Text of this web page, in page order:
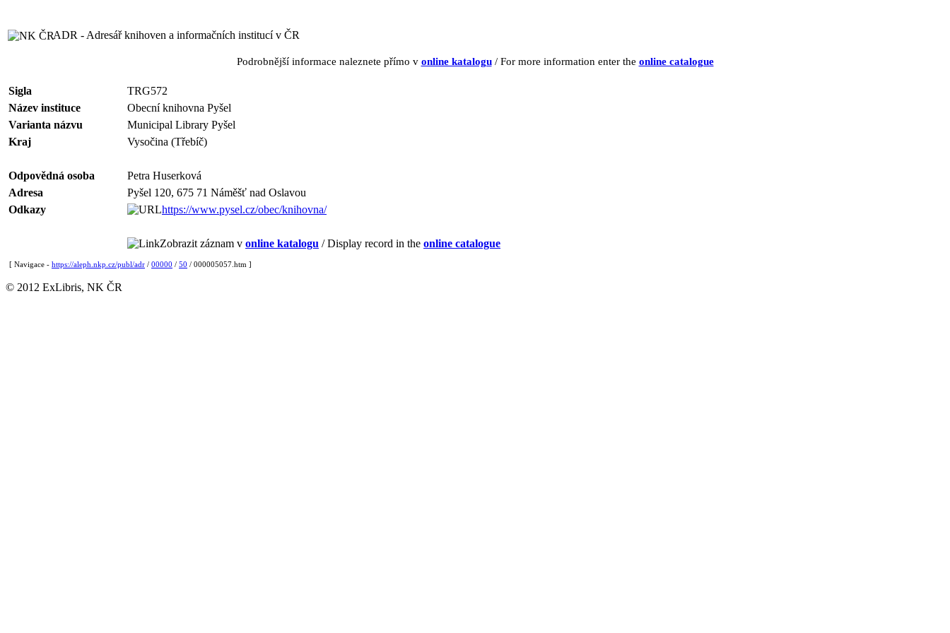
ADR - Adresář knihoven a informačních institucí v ČR
Podrobnější informace naleznete přímo v online katalogu/ For more information enter the online catalogue
Sigla
TRG572
Název instituce
Obecní knihovna Pyšel
Varianta názvu
Municipal Library Pyšel
Kraj
Vysočina (Třebíč)
Odpovědná osoba
Petra Huserková
Adresa
Pyšel 120, 675 71 Náměšť nad Oslavou
Odkazy
https://www.pysel.cz/obec/knihovna/
Zobrazit záznam v online katalogu / Display record in the online catalogue
[ Navigace - https://aleph.nkp.cz/publ/adr / 00000 / 50 / 000005057.htm ]
© 2012 ExLibris, NK ČR